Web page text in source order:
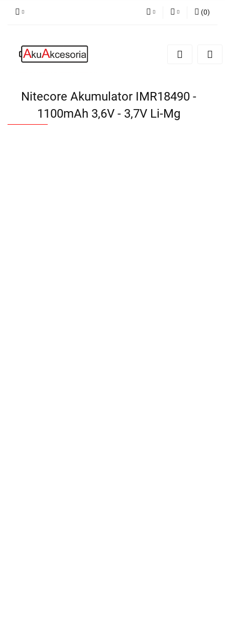
Zarejestruj się
(0)
Nitecore Akumulator IMR18490 -
1100mAh 3,6V - 3,7V Li-Mg